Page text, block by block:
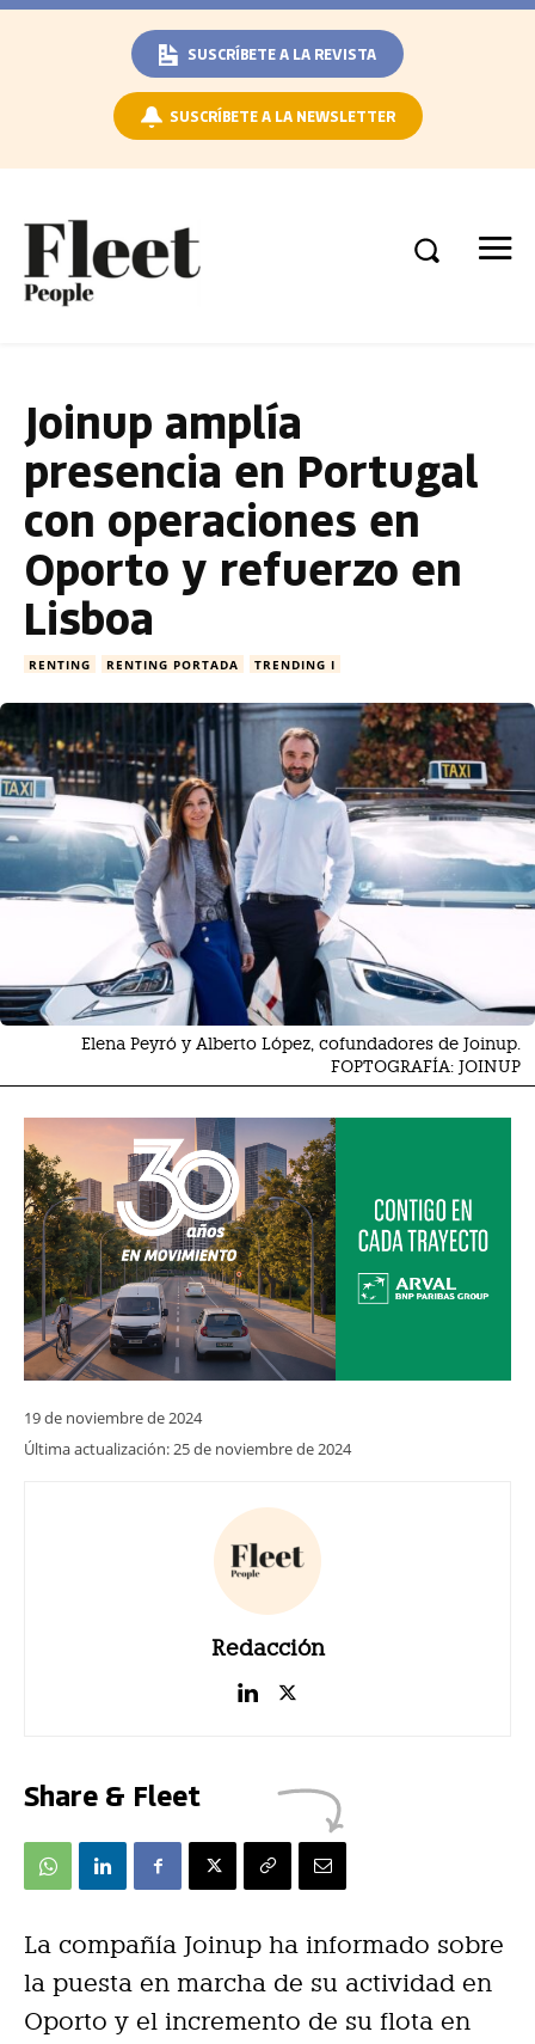
SUSCRÍBETE A LA REVISTA
SUSCRÍBETE A LA NEWSLETTER
Joinup amplía
presencia en Portugal
con operaciones en
Oporto y refuerzo en
Lisboa
RENTING RENTING PORTADA TRENDING I
Elena Peyró y Alberto López, cofundadores de Joinup.
FOPTOGRAFÍA: JOINUP
19 de noviembre de 2024
Última actualización:25 de noviembre de 2024
Redacción
Share & Fleet
La compañía Joinup ha informado sobre
la puesta en marcha de su actividad en
Oporto y el incremento de su flota en